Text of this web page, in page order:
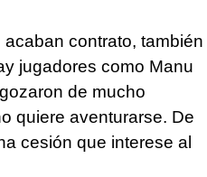
contrato, también
jugadores como Manu
de mucho
quiere aventurarse. De
cesión que interese al